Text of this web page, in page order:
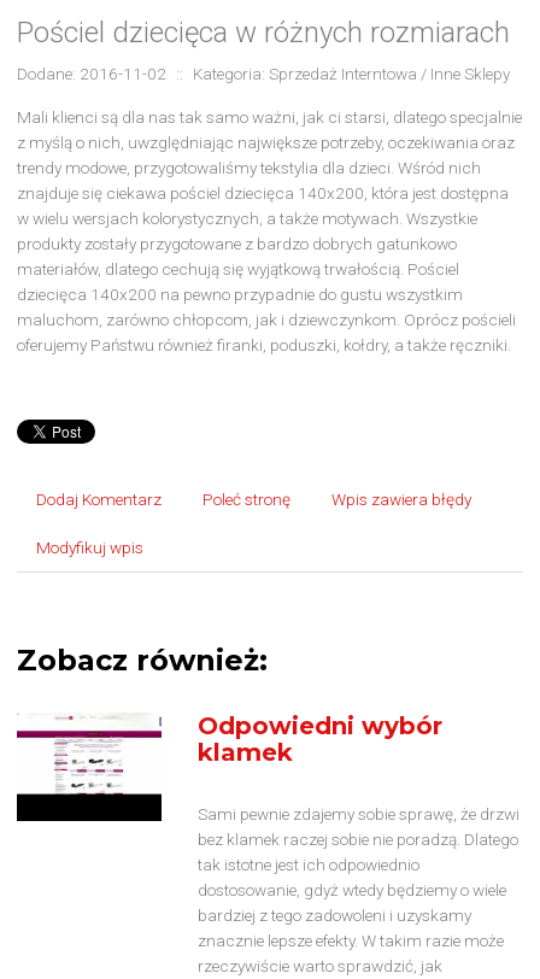
Pościel dziecięca w różnych rozmiarach
Dodane: 2016-11-02 :: Kategoria: Sprzedaż Interntowa / Inne Sklepy
Mali klienci są dla nas tak samo ważni, jak ci starsi, dlatego specjalnie
z myślą o nich, uwzględniając największe potrzeby, oczekiwania oraz
trendy modowe, przygotowaliśmy tekstylia dla dzieci. Wśród nich
znajduje się ciekawa pościel dziecięca 140x200, która jest dostępna
w wielu wersjach kolorystycznych, a także motywach. Wszystkie
produkty zostały przygotowane z bardzo dobrych gatunkowo
materiałów, dlatego cechują się wyjątkową trwałością. Pościel
dziecięca 140x200 na pewno przypadnie do gustu wszystkim
maluchom, zarówno chłopcom, jak i dziewczynkom. Oprócz pościeli
oferujemy Państwu również firanki, poduszki, kołdry, a także ręczniki.
Dodaj Komentarz Poleć stronę Wpis zawiera błędy
Modyfikuj wpis
Zobacz również:
Odpowiedni wybór
klamek
Sami pewnie zdajemy sobie sprawę, że drzwi
bez klamek raczej sobie nie poradzą. Dlatego
tak istotne jest ich odpowiednio
dostosowanie, gdyż wtedy będziemy o wiele
bardziej z tego zadowoleni i uzyskamy
znacznie lepsze efekty. W takim razie może
rzeczywiście warto sprawdzić, jak